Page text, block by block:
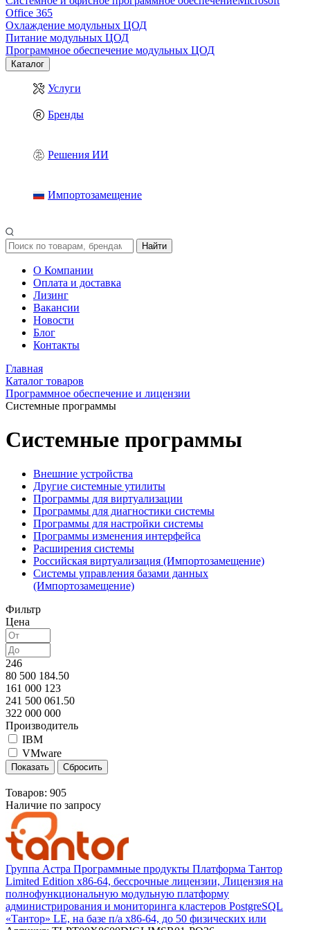
Office 365
Охлаждение модульных ЦОД
Питание модульных ЦОД
Программное обеспечение модульных ЦОД
Каталог
Услуги
Бренды
Решения ИИ
Импортозамещение
Найти
О Компании
Оплата и доставка
Лизинг
Вакансии
Новости
Блог
Контакты
Главная
Каталог товаров
Программное обеспечение и лицензии
Системные программы
Системные программы
Внешние устройства
Другие системные утилиты
Программы для виртуализации
Программы для диагностики системы
Программы для настройки системы
Программы изменения интерфейса
Расширения системы
Российская виртуализация (Импортозамещение)
Системы управления базами данных
(Импортозамещение)
Фильтр
Цена
246
80 500 184.50
161 000 123
241 500 061.50
322 000 000
Производитель
IBM
VMware
Товаров: 905
Наличие по запросу
Группа Астра Программные продукты Платформа Тантор
Limited Edition х86-64, бессрочные лицензии, Лицензия на
полнофункциональную модульную платформу
администрирования и мониторинга кластеров PostgreSQL
«Тантор» LE, на базе п/а х86-64, до 50 физических или